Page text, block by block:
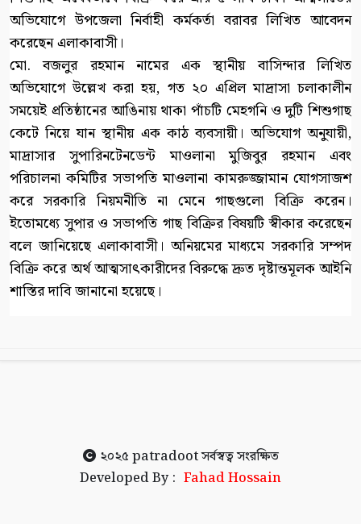
অভিযোগে উপজেলা নির্বাহী কর্মকর্তা বরাবর লিখিত আবেদন
করেছেন এলাকাবাসী।
মো. বজলুর রহমান নামের এক স্থানীয় বাসিন্দার লিখিত
অভিযোগে উল্লেখ করা হয়, গত ২০ এপ্রিল মাদ্রাসা চলাকালীন
সময়েই প্রতিষ্ঠানের আঙিনায় থাকা পাঁচটি মেহগনি ও দুটি শিশুগাছ
কেটে নিয়ে যান স্থানীয় এক কাঠ ব্যবসায়ী। অভিযোগ অনুযায়ী,
মাদ্রাসার সুপারিনটেনডেন্ট মাওলানা মুজিবুর রহমান এবং
পরিচালনা কমিটির সভাপতি মাওলানা কামরুজ্জামান যোগসাজশ
করে সরকারি নিয়মনীতি না মেনে গাছগুলো বিক্রি করেন।
ইতোমধ্যে সুপার ও সভাপতি গাছ বিক্রির বিষয়টি স্বীকার করেছেন
বলে জানিয়েছে এলাকাবাসী। অনিয়মের মাধ্যমে সরকারি সম্পদ
বিক্রি করে অর্থ আত্মসাৎকারীদের বিরুদ্ধে দ্রুত দৃষ্টান্তমূলক আইনি
শাস্তির দাবি জানানো হয়েছে।
২০২৫ patradootসর্বস্বত্ব সংরক্ষিত
Developed By : Fahad Hossain